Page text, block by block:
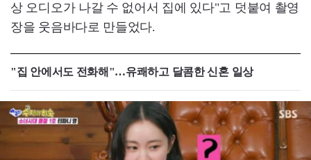
상 오디오가 나갈 수 없어서 집에 있다"고 덧붙여 촬영
장을 웃음바다로 만들었다.
"집 안에서도 전화해"…유쾌하고 달콤한 신혼 일상